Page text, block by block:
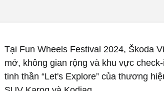
Tại Fun Wheels Festival 2024, Škoda
mở, không gian rộng và khu vực
tinh thần “Let's Explore” của thương